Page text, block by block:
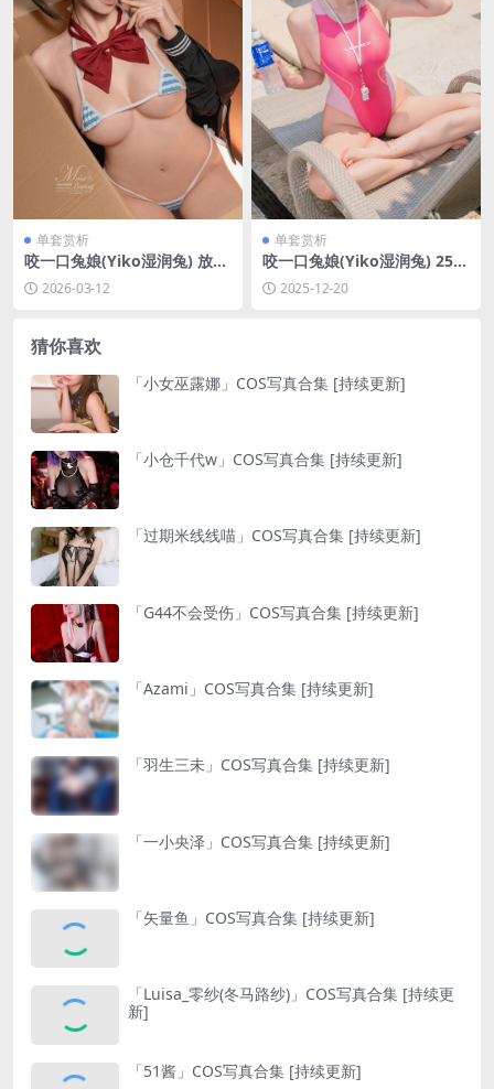
单套赏析
咬一口兔娘(Yiko湿润兔) 放课
后の归路[122P+2V]
2026-03-12
单套赏析
咬一口兔娘(Yiko湿润兔) 25泳
装限定作 水泳部前辈[94P-1.1
3G]2025-12-20
猜你喜欢
「小女巫露娜」COS写真合集 [持续更新]
「小仓千代w」COS写真合集 [持续更新]
「过期米线线喵」COS写真合集 [持续更新]
「G44不会受伤」COS写真合集 [持续更新]
「Azami」COS写真合集 [持续更新]
「羽生三未」COS写真合集 [持续更新]
「一小央泽」COS写真合集 [持续更新]
「矢量鱼」COS写真合集 [持续更新]
「Luisa_零纱(冬马路纱)」COS写真合集 [持续更
新]
「51酱」COS写真合集 [持续更新]